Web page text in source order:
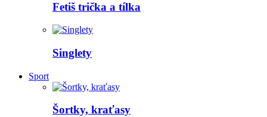
Fetiš trička a tílka
Singlety
Sport
Šortky, kraťasy